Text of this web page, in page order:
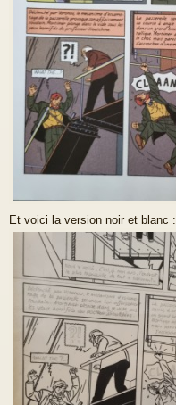
Et voici la version noir et blanc :